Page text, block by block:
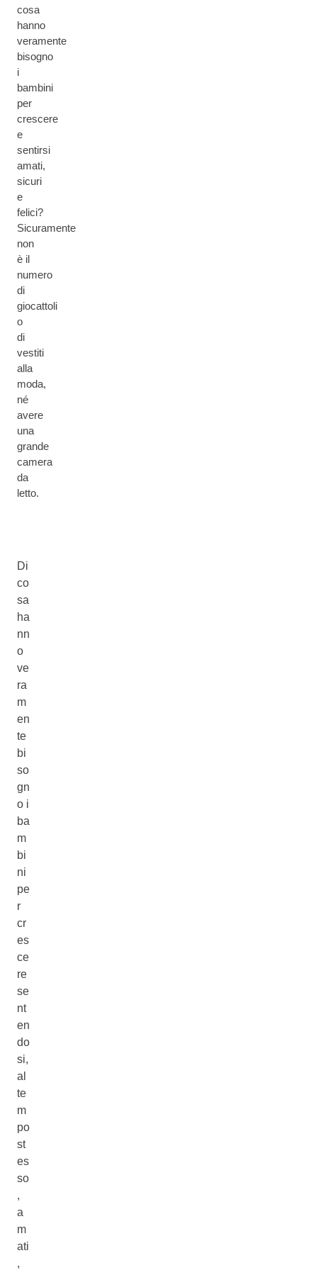
cosa
hanno
veramente
bisogno
i
bambini
per
crescere
e
sentirsi
amati,
sicuri
e
felici?
Sicuramente
non
è il
numero
di
giocattoli
o
di
vestiti
alla
moda,
né
avere
una
grande
camera
da
letto.
Di
co
sa
ha
nn
o
ve
ra
m
en
te
bi
so
gn
o i
ba
m
bi
ni
pe
r
cr
es
ce
re
se
nt
en
do
si,
al
te
m
po
st
es
so
,
a
m
ati
,